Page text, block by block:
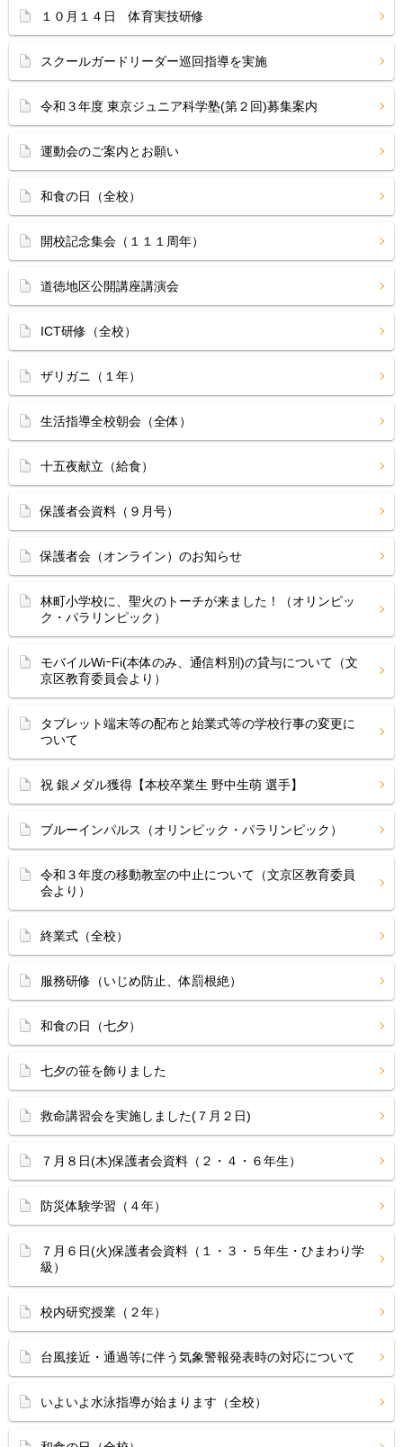
１０月１４日 体育実技研修
スクールガードリーダー巡回指導を実施
令和３年度 東京ジュニア科学塾(第２回)募集案内
運動会のご案内とお願い
和食の日（全校）
開校記念集会（１１１周年）
道徳地区公開講座講演会
ICT研修（全校）
ザリガニ（１年）
生活指導全校朝会（全体）
十五夜献立（給食）
保護者会資料（９月号）
保護者会（オンライン）のお知らせ
林町小学校に、聖火のトーチが来ました！（オリンピッ
ク・パラリンピック）
モバイルWiｰFi(本体のみ、通信料別)の貸与について（文
京区教育委員会より）
タブレット端末等の配布と始業式等の学校行事の変更に
ついて
祝 銀メダル獲得【本校卒業生 野中生萌 選手】
ブルーインパルス（オリンピック・パラリンピック）
令和３年度の移動教室の中止について（文京区教育委員
会より）
終業式（全校）
服務研修（いじめ防止、体罰根絶）
和食の日（七夕）
七夕の笹を飾りました
救命講習会を実施しました(７月２日)
７月８日(木)保護者会資料（２・４・６年生）
防災体験学習（４年）
７月６日(火)保護者会資料（１・３・５年生・ひまわり学
級）
校内研究授業（２年）
台風接近・通過等に伴う気象警報発表時の対応について
いよいよ水泳指導が始まります（全校）